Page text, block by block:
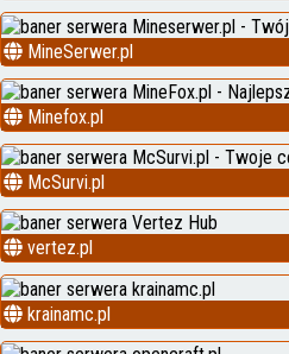
MineSerwer.pl
Minefox.pl
McSurvi.pl
vertez.pl
krainamc.pl